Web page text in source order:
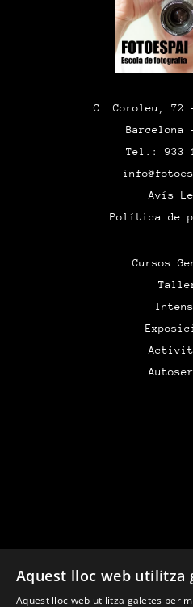
C. Coroleu, 72
Barcelona
Tel.: 933
Avís
Política de
Cursos
Financiado por la
Aquest lloc web utilitza
Aquest lloc web utilitza galetes per